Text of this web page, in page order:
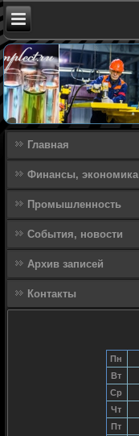
Главная
Финансы, экономика
Промышленность
События, новости
Архив записей
Контакты
Пн
Вт
Ср
Чт
Пт